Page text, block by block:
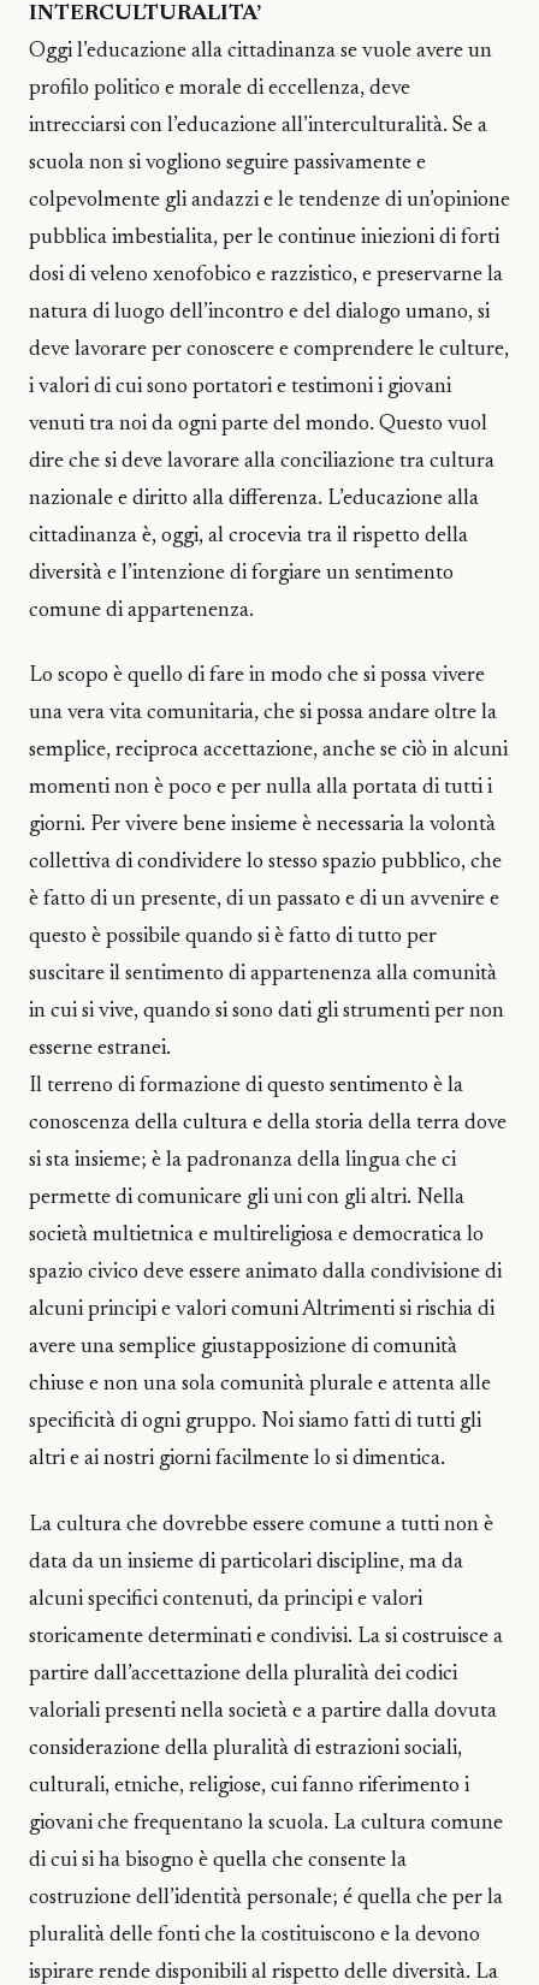
INTERCULTURALITA’
Oggi l’educazione alla cittadinanza se vuole avere un
profilo politico e morale di eccellenza, deve
intrecciarsi con l’educazione all’interculturalità. Se a
scuola non si vogliono seguire passivamente e
colpevolmente gli andazzi e le tendenze di un’opinione
pubblica imbestialita, per le continue iniezioni di forti
dosi di veleno xenofobico e razzistico, e preservarne la
natura di luogo dell’incontro e del dialogo umano, si
deve lavorare per conoscere e comprendere le culture,
i valori di cui sono portatori e testimoni i giovani
venuti tra noi da ogni parte del mondo. Questo vuol
dire che si deve lavorare alla conciliazione tra cultura
nazionale e diritto alla differenza. L’educazione alla
cittadinanza è, oggi, al crocevia tra il rispetto della
diversità e l’intenzione di forgiare un sentimento
comune di appartenenza.
Lo scopo è quello di fare in modo che si possa vivere
una vera vita comunitaria, che si possa andare oltre la
semplice, reciproca accettazione, anche se ciò in alcuni
momenti non è poco e per nulla alla portata di tutti i
giorni. Per vivere bene insieme è necessaria la volontà
collettiva di condividere lo stesso spazio pubblico, che
è fatto di un presente, di un passato e di un avvenire e
questo è possibile quando si è fatto di tutto per
suscitare il sentimento di appartenenza alla comunità
in cui si vive, quando si sono dati gli strumenti per non
esserne estranei.
Il terreno di formazione di questo sentimento è la
conoscenza della cultura e della storia della terra dove
si sta insieme; è la padronanza della lingua che ci
permette di comunicare gli uni con gli altri. Nella
società multietnica e multireligiosa e democratica lo
spazio civico deve essere animato dalla condivisione di
alcuni principi e valori comuni Altrimenti si rischia di
avere una semplice giustapposizione di comunità
chiuse e non una sola comunità plurale e attenta alle
specificità di ogni gruppo. Noi siamo fatti di tutti gli
altri e ai nostri giorni facilmente lo si dimentica.
La cultura che dovrebbe essere comune a tutti non è
data da un insieme di particolari discipline, ma da
alcuni specifici contenuti, da principi e valori
storicamente determinati e condivisi. La si costruisce a
partire dall’accettazione della pluralità dei codici
valoriali presenti nella società e a partire dalla dovuta
considerazione della pluralità di estrazioni sociali,
culturali, etniche, religiose, cui fanno riferimento i
giovani che frequentano la scuola. La cultura comune
di cui si ha bisogno è quella che consente la
costruzione dell’identità personale; é quella che per la
pluralità delle fonti che la costituiscono e la devono
ispirare rende disponibili al rispetto delle diversità. La